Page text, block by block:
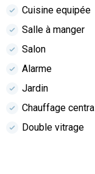
Cuisine equipée
Salle à manger
Salon
Alarme
Jardin
Chauffage central
Double vitrage